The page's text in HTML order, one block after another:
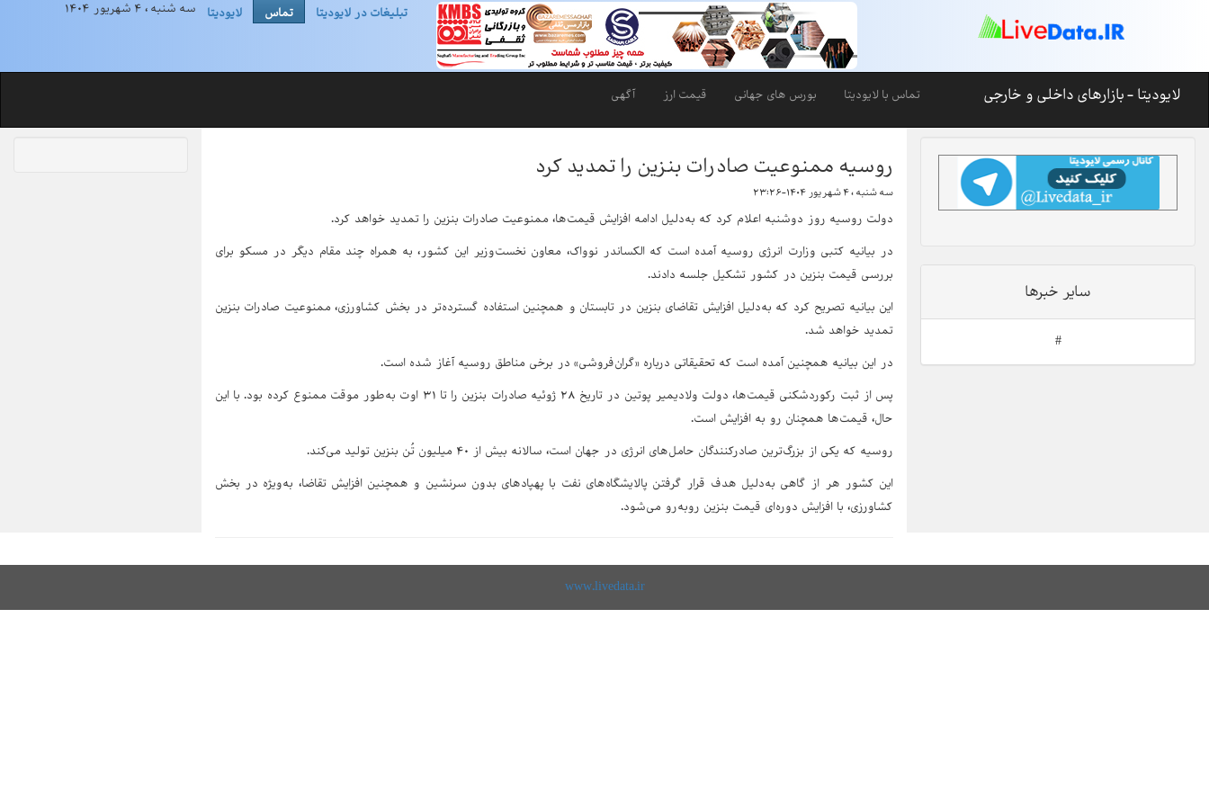
تبلیغات در لایودیتا تماس لایودیتا سه شنبه ، ۴ شهریور ۱۴۰۴
لایودیتا - بازارهای داخلی و خارجی آگهی قیمت ارز بورس های جهانی تماس با لایودیتا
روسیه ممنوعیت صادرات بنزین را تمدید کرد
سه شنبه ، ۴ شهریور ۱۴۰۴-۲۳:۲۶
دولت روسیه روز دوشنبه اعلام کرد که به‌دلیل ادامه افزایش قیمت‌ها، ممنوعیت صادرات بنزین را تمدید خواهد کرد.
در بیانیه کتبی وزارت انرژی روسیه آمده است که الکساندر نوواک، معاون نخست‌وزیر این کشور، به همراه چند مقام دیگر در مسکو برای
بررسی قیمت بنزین در کشور تشکیل جلسه دادند.
این بیانیه تصریح کرد که به‌دلیل افزایش تقاضای بنزین در تابستان و همچنین استفاده گسترده‌تر در بخش کشاورزی، ممنوعیت صادرات بنزین
تمدید خواهد شد.
در این بیانیه همچنین آمده است که تحقیقاتی درباره «گران‌فروشی» در برخی مناطق روسیه آغاز شده است.
پس از ثبت رکوردشکنی قیمت‌ها، دولت ولادیمیر پوتین در تاریخ ۲۸ ژوئیه صادرات بنزین را تا ۳۱ اوت به‌طور موقت ممنوع کرده بود. با این
حال، قیمت‌ها همچنان رو به افزایش است.
روسیه که یکی از بزرگ‌ترین صادرکنندگان حامل‌های انرژی در جهان است، سالانه بیش از ۴۰ میلیون تُن بنزین تولید می‌کند.
این کشور هر از گاهی به‌دلیل هدف قرار گرفتن پالایشگاه‌های نفت با پهپادهای بدون سرنشین و همچنین افزایش تقاضا، به‌ویژه در بخش
کشاورزی، با افزایش دوره‌ای قیمت بنزین روبه‌رو می‌شود.
سایر خبرها
#
www.livedata.ir